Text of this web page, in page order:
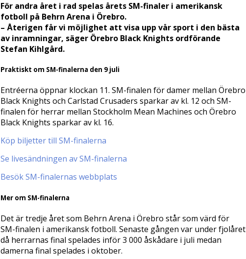
För andra året i rad spelas årets SM-finaler i amerikansk
fotboll på Behrn Arena i Örebro.
– Återigen får vi möjlighet att visa upp vår sport i den bästa
av inramningar, säger Örebro Black Knights ordförande
Stefan Kihlgård.
Praktiskt om SM-finalerna den 9 juli
Entréerna öppnar klockan 11. SM-finalen för damer mellan Örebro
Black Knights och Carlstad Crusaders sparkar av kl. 12 och SM-
finalen för herrar mellan Stockholm Mean Machines och Örebro
Black Knights sparkar av kl. 16.
Köp biljetter till SM-finalerna
Se livesändningen av SM-finalerna
Besök SM-finalernas webbplats
Mer om SM-finalerna
Det är tredje året som Behrn Arena i Örebro står som värd för
SM-finalen i amerikansk fotboll. Senaste gången var under fjolåret
då herrarnas final spelades inför 3 000 åskådare i juli medan
damerna final spelades i oktober.